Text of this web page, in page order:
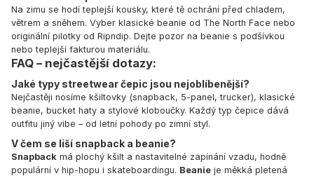
Na zimu se hodí teplejší kousky, které tě ochrání před chladem,
větrem a sněhem. Vyber klasické beanie od The North Face nebo
originální pilotky od Ripndip. Dejte pozor na beanie s podšívkou
nebo teplejší fakturou materiálu.
FAQ – nejčastější dotazy:
Jaké typy streetwear čepic jsou nejoblíbenější?
Nejčastěji nosíme kšiltovky (snapback, 5-panel, trucker), klasické
beanie, bucket haty a stylové kloboučky. Každý typ čepice dává
outfitu jiný vibe – od letní pohody po zimní styl.
V čem se liší snapback a beanie?
Snapback má plochý kšilt a nastavitelné zapínání vzadu, hodně
populární v hip-hopu i skateboardingu. Beanie je měkká pletená